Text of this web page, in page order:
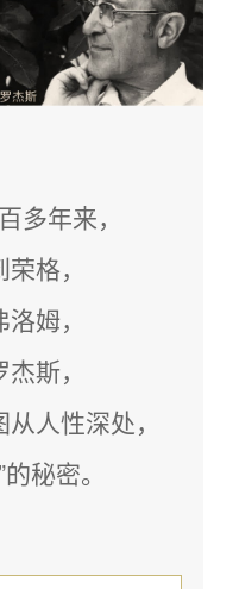
多年来，
格，
姆，
斯，
人性深处，
秘密。